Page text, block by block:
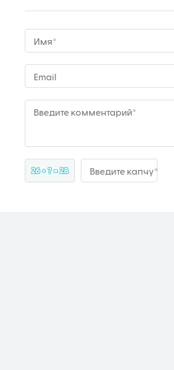
Имя*
Email
Введите комментарий*
26 + ? = 28 Введите капчу*